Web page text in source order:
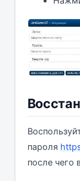
пароля
после чего